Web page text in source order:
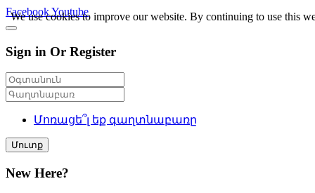
FacebookYoutube
Sign in Or Register
Մոռացե՞լ եք գաղտնաբառը
Մուտք
New Here?
We use cookies to improve our website. By continuing to use this